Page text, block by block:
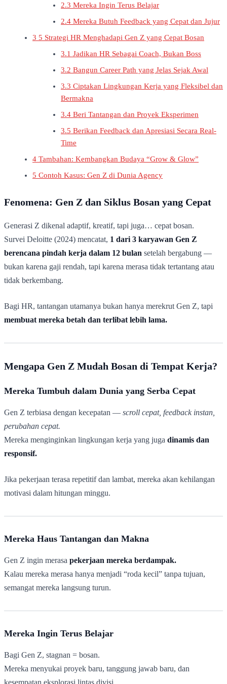
2.3 Mereka Ingin Terus Belajar
2.4 Mereka Butuh Feedback yang Cepat dan Jujur
3 5 Strategi HR Menghadapi Gen Z yang Cepat Bosan
3.1 Jadikan HR Sebagai Coach, Bukan Boss
3.2 Bangun Career Path yang Jelas Sejak Awal
3.3 Ciptakan Lingkungan Kerja yang Fleksibel dan
Bermakna
3.4 Beri Tantangan dan Proyek Eksperimen
3.5 Berikan Feedback dan Apresiasi Secara Real-
Time
4 Tambahan: Kembangkan Budaya “Grow & Glow”
5 Contoh Kasus: Gen Z di Dunia Agency
Fenomena: Gen Z dan Siklus Bosan yang Cepat
Generasi Z dikenal adaptif, kreatif, tapi juga… cepat bosan.
Survei Deloitte (2024) mencatat, 1 dari 3 karyawan Gen Z
berencana pindah kerja dalam 12 bulan setelah bergabung —
bukan karena gaji rendah, tapi karena merasa tidak tertantang atau
tidak berkembang.
Bagi HR, tantangan utamanya bukan hanya merekrut Gen Z, tapi
membuat mereka betah dan terlibat lebih lama.
Mengapa Gen Z Mudah Bosan di Tempat Kerja?
Mereka Tumbuh dalam Dunia yang Serba Cepat
Gen Z terbiasa dengan kecepatan — scroll cepat, feedback instan,
perubahan cepat.
Mereka menginginkan lingkungan kerja yang juga dinamis dan
responsif.
Jika pekerjaan terasa repetitif dan lambat, mereka akan kehilangan
motivasi dalam hitungan minggu.
Mereka Haus Tantangan dan Makna
Gen Z ingin merasa pekerjaan mereka berdampak.
Kalau mereka merasa hanya menjadi “roda kecil” tanpa tujuan,
semangat mereka langsung turun.
Mereka Ingin Terus Belajar
Bagi Gen Z, stagnan = bosan.
Mereka menyukai proyek baru, tanggung jawab baru, dan
kesempatan eksplorasi lintas divisi.